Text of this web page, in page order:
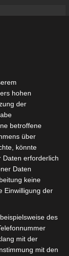
ersten 15
2027
2027 –
20.
Soliman
hohen
der
betroffene
über
könnte
Daten erforderlich
Daten
keine
Einwilligung der
des
mit der
mit den